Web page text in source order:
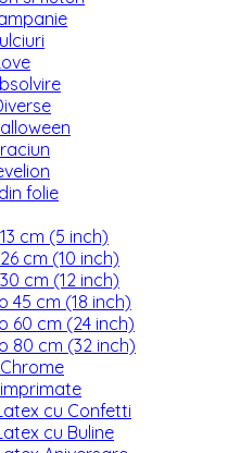
folie
cm (5 inch)
cm (10 inch)
cm (12 inch)
45 cm (18 inch)
60 cm (24 inch)
80 cm (32 inch)
cu Confetti
cu Buline